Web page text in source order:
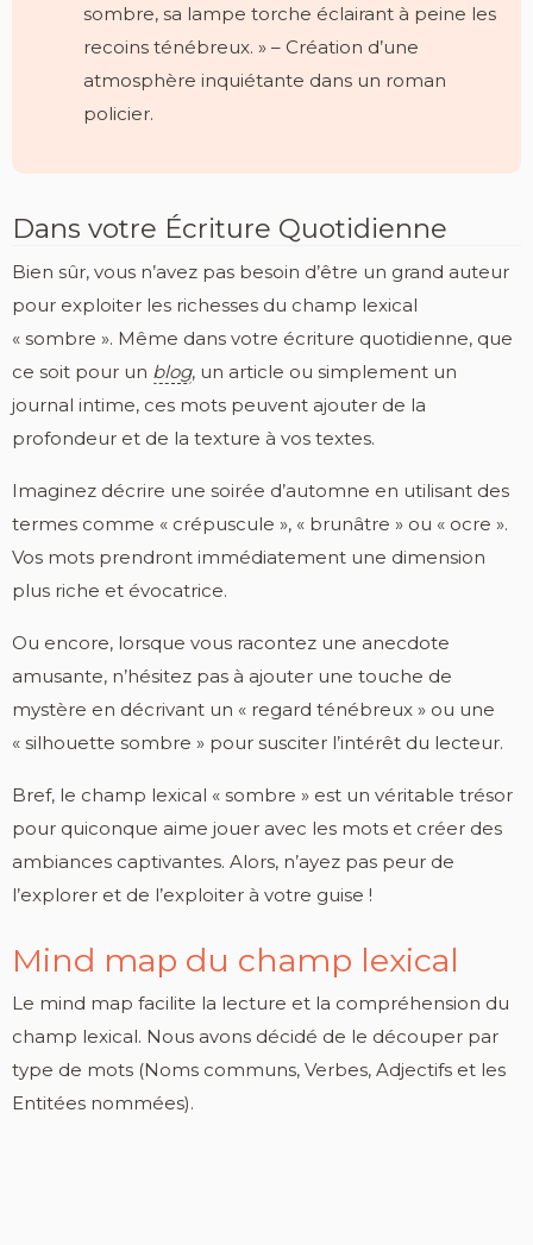
sombre, sa lampe torche éclairant à peine les
recoins ténébreux. » – Création d’une
atmosphère inquiétante dans un roman
policier.
Dans votre Écriture Quotidienne
Bien sûr, vous n’avez pas besoin d’être un grand auteur
pour exploiter les richesses du champ lexical
« sombre ». Même dans votre écriture quotidienne, que
ce soit pour un blog, un article ou simplement un
journal intime, ces mots peuvent ajouter de la
profondeur et de la texture à vos textes.
Imaginez décrire une soirée d’automne en utilisant des
termes comme « crépuscule », « brunâtre » ou « ocre ».
Vos mots prendront immédiatement une dimension
plus riche et évocatrice.
Ou encore, lorsque vous racontez une anecdote
amusante, n’hésitez pas à ajouter une touche de
mystère en décrivant un « regard ténébreux » ou une
« silhouette sombre » pour susciter l’intérêt du lecteur.
Bref, le champ lexical « sombre » est un véritable trésor
pour quiconque aime jouer avec les mots et créer des
ambiances captivantes. Alors, n’ayez pas peur de
l’explorer et de l’exploiter à votre guise !
Mind map du champ lexical
Le mind map facilite la lecture et la compréhension du
champ lexical. Nous avons décidé de le découper par
type de mots (Noms communs, Verbes, Adjectifs et les
Entitées nommées).